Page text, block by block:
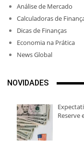
Análise de Mercado
Calculadoras de
Dicas de Finanças
Economia na Prática
News Global
NOVIDADES
Reserve